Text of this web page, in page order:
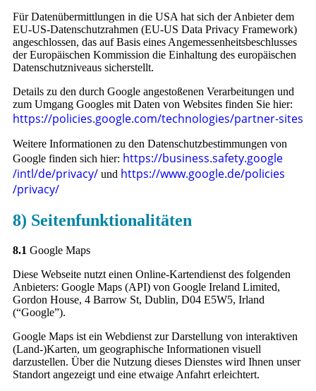
Für Datenübermittlungen in die USA hat sich der Anbieter dem
EU-US-Datenschutzrahmen (EU-US Data Privacy Framework)
angeschlossen, das auf Basis eines Angemessenheitsbeschlusses
der Europäischen Kommission die Einhaltung des europäischen
Datenschutzniveaus sicherstellt.
Details zu den durch Google angestoßenen Verarbeitungen und
zum Umgang Googles mit Daten von Websites finden Sie hier:
https://policies.google.com/technologies/partner-sites
Weitere Informationen zu den Datenschutzbestimmungen von
Google finden sich hier: https://business.safety.google
/intl/de/privacy/ und https://www.google.de/policies
/privacy/
8) Seitenfunktionalitäten
8.1 Google Maps
Diese Webseite nutzt einen Online-Kartendienst des folgenden
Anbieters: Google Maps (API) von Google Ireland Limited,
Gordon House, 4 Barrow St, Dublin, D04 E5W5, Irland
(“Google”).
Google Maps ist ein Webdienst zur Darstellung von interaktiven
(Land-)Karten, um geographische Informationen visuell
darzustellen. Über die Nutzung dieses Dienstes wird Ihnen unser
Standort angezeigt und eine etwaige Anfahrt erleichtert.